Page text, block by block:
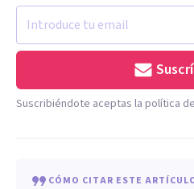
Suscribiéndote aceptas la política
CÓMO CITAR ESTE